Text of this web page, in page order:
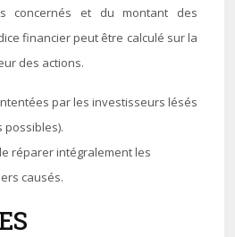
concernés et du montant des
financier peut être calculé sur la
des actions.
par les investisseurs lésés
possibles).
réparer intégralement les
causés.